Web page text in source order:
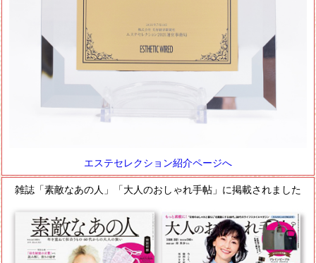
エステセレクション紹介ページへ
雑誌「素敵なあの人」「大人のおしゃれ手帖」に掲載されました